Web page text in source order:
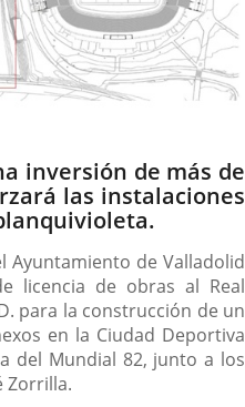
inversión de más de
las instalaciones
Ayuntamiento de Valladolid
licencia de obras al Real
para la construcción de un
en la Ciudad Deportiva
del Mundial 82, junto a los
Zorrilla.